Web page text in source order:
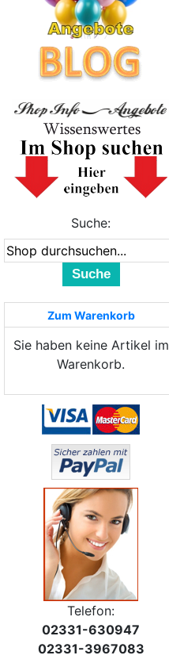
Suche:
Suche
Zum Warenkorb
Sie haben keine Artikel im
Warenkorb.
Telefon:
02331-630947
02331-3967083